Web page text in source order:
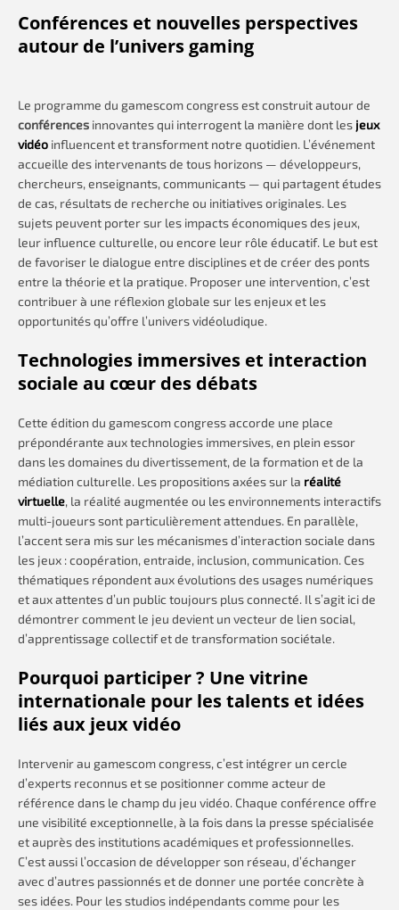
Conférences et nouvelles perspectives
autour de l’univers gaming
Le programme du gamescom congress est construit autour de
conférences innovantes qui interrogent la manière dont les jeux
vidéo influencent et transforment notre quotidien. L’événement
accueille des intervenants de tous horizons — développeurs,
chercheurs, enseignants, communicants — qui partagent études
de cas, résultats de recherche ou initiatives originales. Les
sujets peuvent porter sur les impacts économiques des jeux,
leur influence culturelle, ou encore leur rôle éducatif. Le but est
de favoriser le dialogue entre disciplines et de créer des ponts
entre la théorie et la pratique. Proposer une intervention, c’est
contribuer à une réflexion globale sur les enjeux et les
opportunités qu’offre l’univers vidéoludique.
Technologies immersives et interaction
sociale au cœur des débats
Cette édition du gamescom congress accorde une place
prépondérante aux technologies immersives, en plein essor
dans les domaines du divertissement, de la formation et de la
médiation culturelle. Les propositions axées sur la réalité
virtuelle, la réalité augmentée ou les environnements interactifs
multi-joueurs sont particulièrement attendues. En parallèle,
l’accent sera mis sur les mécanismes d’interaction sociale dans
les jeux : coopération, entraide, inclusion, communication. Ces
thématiques répondent aux évolutions des usages numériques
et aux attentes d’un public toujours plus connecté. Il s’agit ici de
démontrer comment le jeu devient un vecteur de lien social,
d’apprentissage collectif et de transformation sociétale.
Pourquoi participer ? Une vitrine
internationale pour les talents et idées
liés aux jeux vidéo
Intervenir au gamescom congress, c’est intégrer un cercle
d’experts reconnus et se positionner comme acteur de
référence dans le champ du jeu vidéo. Chaque conférence offre
une visibilité exceptionnelle, à la fois dans la presse spécialisée
et auprès des institutions académiques et professionnelles.
C’est aussi l’occasion de développer son réseau, d’échanger
avec d’autres passionnés et de donner une portée concrète à
ses idées. Pour les studios indépendants comme pour les